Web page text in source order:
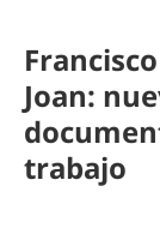
Joan:
trabajo